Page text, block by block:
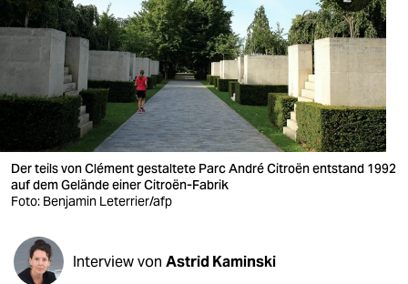
nord
wahrheit
verlag
veranstaltungen
shop
fragen & hilfe
unterstützen
Der teils von Clément gestaltete Parc André Citroën entstand 1992
auf dem Gelände einer Citroën-Fabrik
Foto: Ben­ja­min Leterrier/afp
Interview von Astrid Kaminski